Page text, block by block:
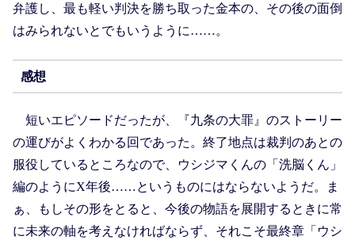
弁護し、最も軽い判決を勝ち取った金本の、その後の面倒
はみられないとでもいうように……。
感想
短いエピソードだったが、『九条の大罪』のストーリー
の運びがよくわかる回であった。終了地点は裁判のあとの
服役しているところなので、ウシジマくんの「洗脳くん」
編のようにX年後……というものにはならないようだ。ま
ぁ、もしその形をとると、今後の物語を展開するときに常
に未来の軸を考えなければならず、それこそ最終章「ウシ